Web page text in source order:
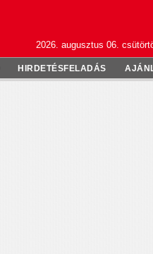
2026. augusztus 06.
HIRDETÉSFELADÁS